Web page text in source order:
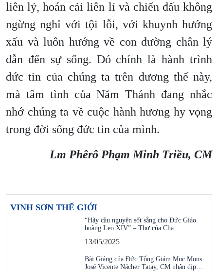
liên lỷ, hoán cải liên lỉ và chiến đấu không
ngừng nghỉ với tội lỗi, với khuynh hướng
xấu và luôn hướng về con đường chân lý
dẫn đến sự sống. Đó chính là hành trình
đức tin của chúng ta trên dương thế này,
mà tâm tình của Năm Thánh đang nhắc
nhớ chúng ta về cuộc hành hương hy vọng
trong đời sống đức tin của mình.
Lm Phêrô Phạm Minh Triều, CM
VINH SƠN THẾ GIỚI
“Hãy cầu nguyện sốt sắng cho Đức Giáo
hoàng Leo XIV” – Thư của Cha…
13/05/2025
Bài Giảng của Đức Tổng Giám Mục Mons
José Vicente Nácher Tatay, CM nhân dịp…